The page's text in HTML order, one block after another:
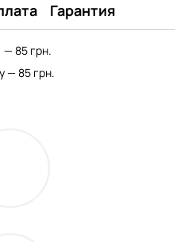
Гарантия
85 грн.
— 85 грн.